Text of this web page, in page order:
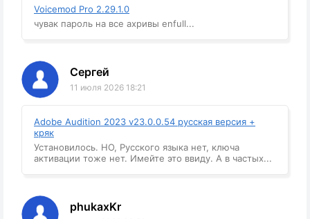
Voicemod Pro 2.29.1.0
чувак пароль на все ахривы enfull...
Сергей
11 июля 2026 18:21
Adobe Audition 2023 v23.0.0.54 русская версия +
кряк
Установилось. НО, Русского языка нет, ключа
активации тоже нет. Имейте это ввиду. А в частых...
phukaxKr